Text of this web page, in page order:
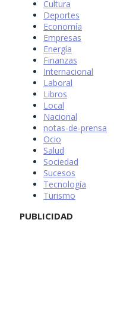
Cultura
Deportes
Economía
Empresas
Energía
Finanzas
Internacional
Laboral
Libros
Local
Nacional
notas-de-prensa
Ocio
Salud
Sociedad
Sucesos
Tecnología
Turismo
PUBLICIDAD